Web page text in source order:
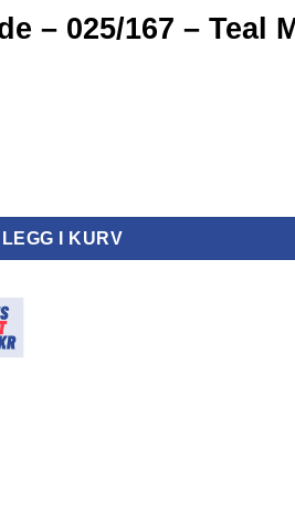
– 025/167 – Teal
Mask Ogerpon ex antall
LEGG I KURV